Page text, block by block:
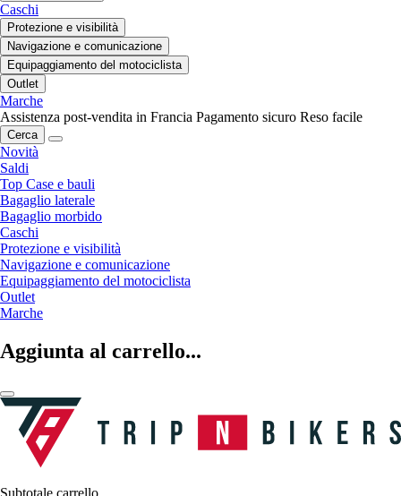
Caschi
Protezione e visibilità
Navigazione e comunicazione
Equipaggiamento del motociclista
Outlet
Marche
Assistenza post-vendita in Francia Pagamento sicuro Reso facile
Cerca
Novità
Saldi
Top Case e bauli
Bagaglio laterale
Bagaglio morbido
Caschi
Protezione e visibilità
Navigazione e comunicazione
Equipaggiamento del motociclista
Outlet
Marche
Aggiunta al carrello...